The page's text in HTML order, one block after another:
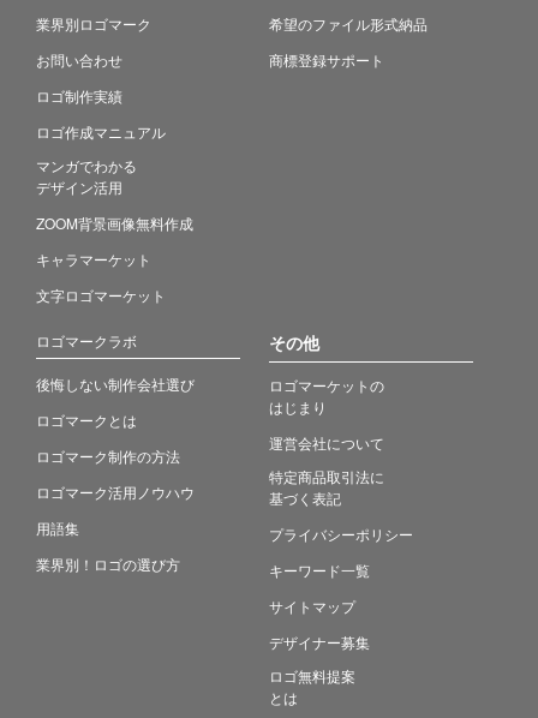
業界別ロゴマーク
お問い合わせ
ロゴ制作実績
ロゴ作成マニュアル
マンガでわかる
デザイン活用
ZOOM背景画像無料作成
キャラマーケット
文字ロゴマーケット
希望のファイル形式納品
商標登録サポート
ロゴマークラボ
後悔しない制作会社選び
ロゴマークとは
ロゴマーク制作の方法
ロゴマーク活用ノウハウ
用語集
業界別！ロゴの選び方
その他
ロゴマーケットの
はじまり
運営会社について
特定商品取引法に
基づく表記
プライバシーポリシー
キーワード一覧
サイトマップ
デザイナー募集
ロゴ無料提案
とは